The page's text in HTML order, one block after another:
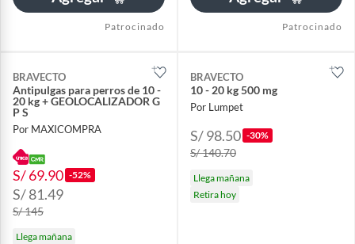
Patrocinado Patrocinado
BRAVECTO
Antipulgas para perros de 10 -
20 kg + GEOLOCALIZADOR G
P S
Por MAXICOMPRA
S/ 69.90 -52%
S/ 81.49
S/ 145
Llega mañana
BRAVECTO
10 - 20 kg 500 mg
Por Lumpet
S/ 98.50 -30%
S/ 140.70
Llega mañana
Retira hoy